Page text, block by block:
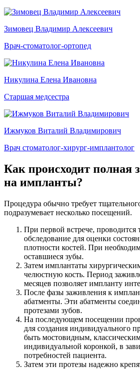
Зимовец Владимир Алексеевич
Врач-стоматолог-ортопед
Никулина Елена Ивановна
Старшая медсестра
Ижмуков Виталий Владимирович
Врач стоматолог-хирург-имплантолог
Как происходит полная
на импланты?
Процедура обычно требует
подразумевает несколько посещений.
При первой встрече, проводится
обследование для оценки
плотности костей. При
оставшиеся зубы.
Затем имплантаты
челюстную кость. Период
месяцев позволяет импланту
После фазы заживления к
абатменты. Эти абатменты
протезами зубов.
На последующем посещении
для создания индивидуального
быть мостовидным,
индивидуальной коронкой, в
потребностей пациента.
Затем эти протезы надежно